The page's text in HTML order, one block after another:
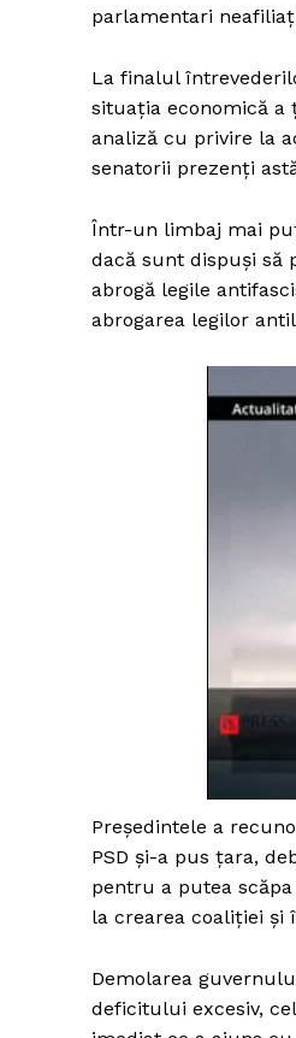
parlamentari
La finalul
situația economică a
analiză cu privire la
senatorii prezenți
Într-un limbaj mai
dacă sunt dispuși să
abrogă legile
abrogarea legilor
Președintele a
PSD și-a pus țara,
pentru a putea
la crearea coaliției și
Demolarea
deficitului excesiv,